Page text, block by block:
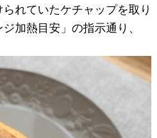
れていたケチャップを取り
加熱目安」の指示通り、